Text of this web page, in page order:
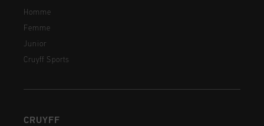
Homme
Femme
Junior
Cruyff Sports
CRUYFF